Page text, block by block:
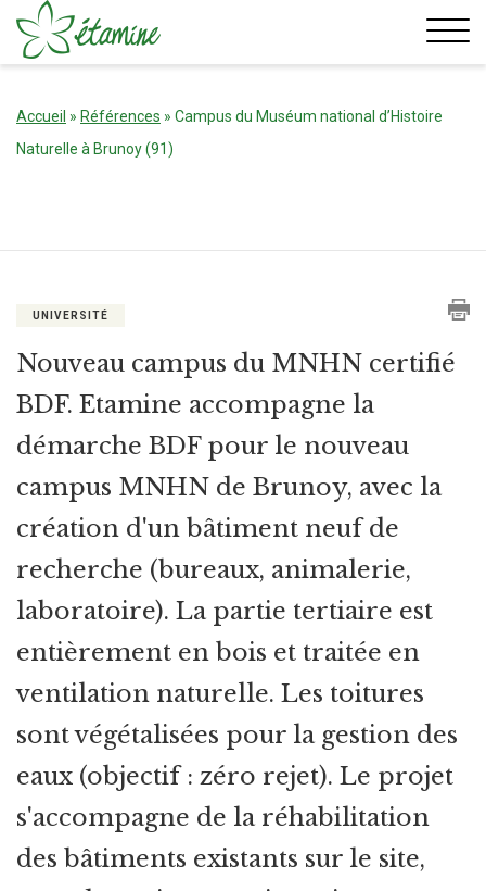
contenu
Accueil » Références » Campus du Muséum national d’Histoire
Naturelle à Brunoy (91)
UNIVERSITÉ
Nouveau campus du MNHN certifié
BDF. Etamine accompagne la
démarche BDF pour le nouveau
campus MNHN de Brunoy, avec la
création d'un bâtiment neuf de
recherche (bureaux, animalerie,
laboratoire). La partie tertiaire est
entièrement en bois et traitée en
ventilation naturelle. Les toitures
sont végétalisées pour la gestion des
eaux (objectif : zéro rejet). Le projet
s'accompagne de la réhabilitation
des bâtiments existants sur le site,